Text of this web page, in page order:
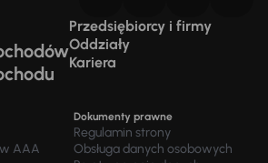
Przedsiębiorcy i firmy
Oddziały
Kariera
AAA
Dokumenty prawne
Regulamin strony
Obsługa danych osobowych